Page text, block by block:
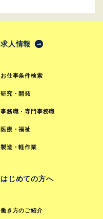
求人情報
お仕事条件検索
研究・開発
事務職・専門事務職
医療・福祉
製造・軽作業
はじめての方へ
働き方のご紹介